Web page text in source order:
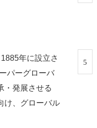
年に設立さ
パーグローバ
・発展させる
け、グローバル
5